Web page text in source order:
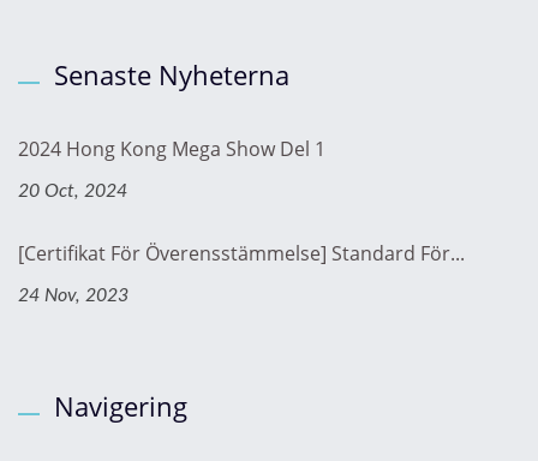
Senaste Nyheterna
2024 Hong Kong Mega Show Del 1
20 Oct, 2024
[Certifikat För Överensstämmelse] Standard För...
24 Nov, 2023
Navigering